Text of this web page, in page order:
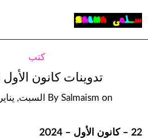
كتب
تدوينات كانون الأول 2024
By Salmaism on السبت, يناير 11, 2025
22 – كانون الأول – 2024